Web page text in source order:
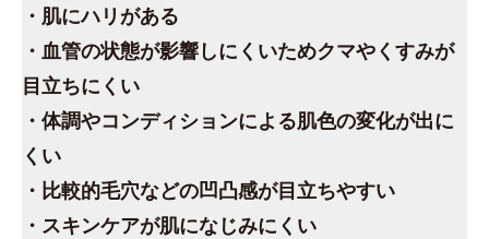
・肌にハリがある
・血管の状態が影響しにくいためクマやくすみが
目立ちにくい
・体調やコンディションによる肌色の変化が出に
くい
・比較的毛穴などの凹凸感が目立ちやすい
・スキンケアが肌になじみにくい